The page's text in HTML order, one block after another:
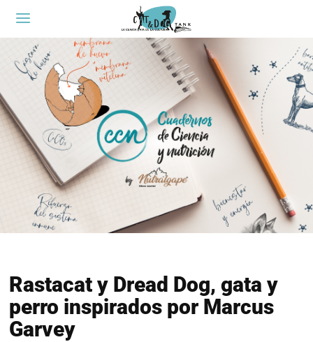
Rastacat y Dread Dog, gata y
perro inspirados por Marcus
Garvey